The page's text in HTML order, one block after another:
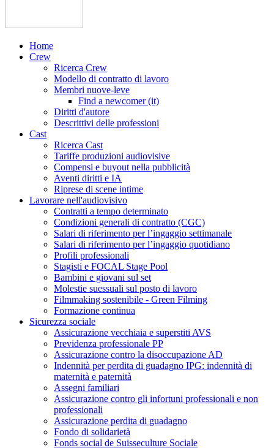
Home
Crew
Ricerca Crew
Modello di contratto di lavoro
Membri nuove-leve
Find a newcomer (it)
Diritti d'autore
Descrittivi delle professioni
Cast
Ricerca Cast
Tariffe produzioni audiovisive
Compensi e buyout nella pubblicità
Aventi diritti e IA
Riprese di scene intime
Lavorare nell'audiovisivo
Contratti a tempo determinato
Condizioni generali di contratto (CGC)
Salari di riferimento per l’ingaggio settimanale
Salari di riferimento per l’ingaggio quotidiano
Profili professionali
Stagisti e FOCAL Stage Pool
Bambini e giovani sul set
Molestie suessuali sul posto di lavoro
Filmmaking sostenibile - Green Filming
Formazione continua
Sicurezza sociale
Assicurazione vecchiaia e superstiti AVS
Previdenza professionale PP
Assicurazione contro la disoccupazione AD
Indennità per perdita di guadagno IPG: indennità di
maternità e paternità
Assegni familiari
Assicurazione contro gli infortuni professionali e non
professionali
Assicurazione perdita di guadagno
Fondo di solidarietà
Fonds social de Suisseculture Sociale